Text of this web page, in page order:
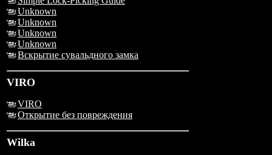
Unknown
Unknown
Unknown
Unknown
Вскрытие сувальдного замка
VIRO
VIRO
Открытие без повреждения
Wilka